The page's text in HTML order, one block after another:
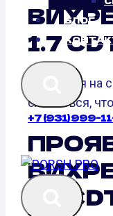
БЛОГ
+7 (931) 999-
1.7
Не взирая
сломаться,
1.7